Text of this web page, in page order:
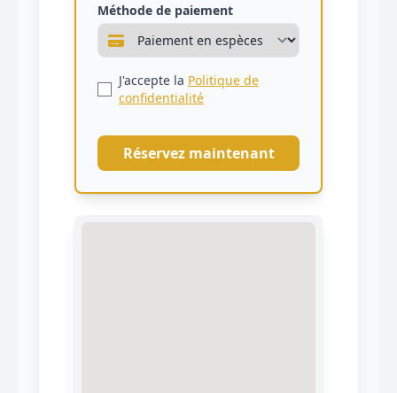
Méthode de paiement
J'accepte la Politique de
confidentialité
Réservez maintenant